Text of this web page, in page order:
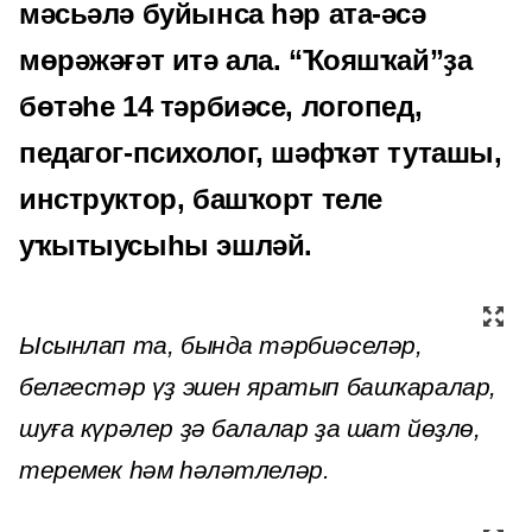
мәсьәлә буйынса һәр ата-әсә
мөрәжәғәт итә ала. “Ҡояшҡай”ҙа
бөтәһе 14 тәрбиәсе, логопед,
педагог-психолог, шәфҡәт туташы,
инструктор, башҡорт теле
уҡытыусыһы эшләй.
Ысынлап та, бында тәрбиәселәр,
белгестәр үҙ эшен яратып башҡаралар,
шуға күрәлер ҙә балалар ҙа шат йөҙлө,
теремек һәм һәләтлеләр.